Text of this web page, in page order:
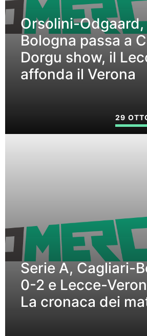
Orsolini-Odgaard,
Bologna passa a
Dorgu show, il
affonda il Verona
29
Serie A, Cagliari-
0-2 e Lecce-
La cronaca dei